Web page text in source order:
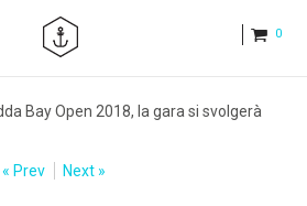
0
Bay Open 2018, la gara si svolgerà
« Prev
Next »